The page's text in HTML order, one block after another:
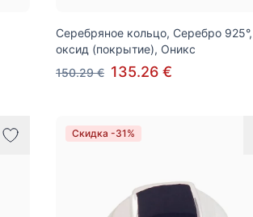
Серебряное кольцо, Серебро 925°,
оксид (покрытие), Оникс
150.29 € 135.26 €
Скидка -31%